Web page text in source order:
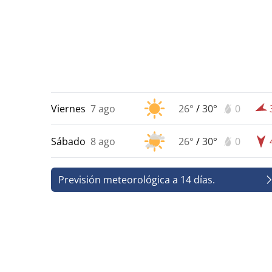
Viernes 7 ago 26° /30° 0
Sábado 8 ago 26° /30° 0
Previsión meteorológica a 14 días.